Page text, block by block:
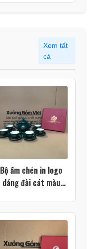
Xem tất
cả
Bộ ấm chén in logo
dáng đài cát màu